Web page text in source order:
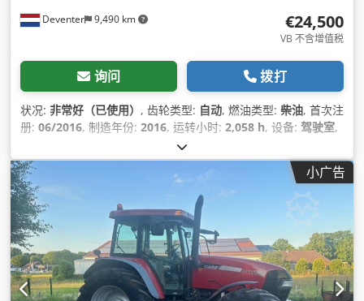
Deventer 9,490 km €24,500
VB 不含增值税
询问 拨打
状况: 非常好（已使用） , 齿轮类型: 自动, 燃油类型: 柴油, 首次注
册: 06/2016, 制造年份: 2016, 运转小时: 2,058 h, 设备: 驾驶室,
小广告